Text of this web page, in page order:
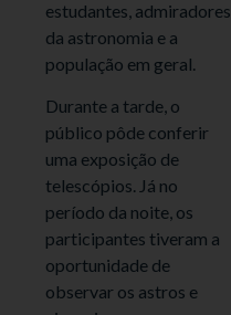
estudantes, admiradores
da astronomia e a
população em geral.
Durante a tarde, o
público pôde conferir
uma exposição de
telescópios. Já no
período da noite, os
participantes tiveram a
oportunidade de
observar os astros e